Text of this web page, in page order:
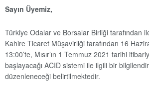
Sayın Üyemiz,
Türkiye Odalar ve Borsalar Birliği tarafından
Kahire Ticaret Müşavirliği tarafından 16
13:00’te, Mısır’ın 1 Temmuz 2021 tarihi
başlayacağı ACID sistemi ile ilgili bir
düzenleneceği belirtilmektedir.